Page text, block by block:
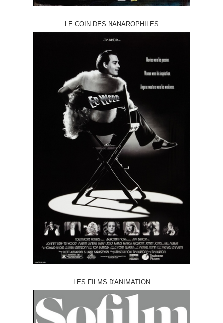
LE COIN DES NANAROPHILES
LES FILMS D'ANIMATION